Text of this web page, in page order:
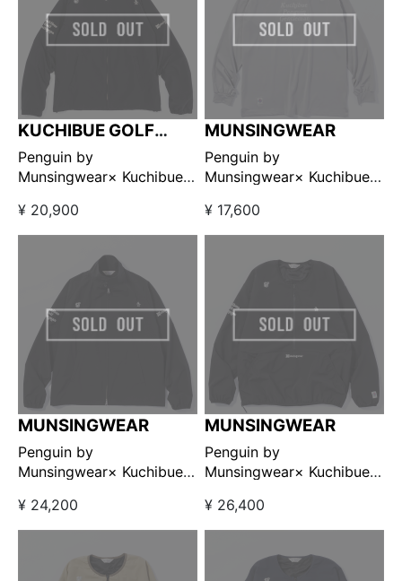
KUCHIBUE GOLF
GENTLEMAN
Penguin by
Munsingwear× Kuchibue
トップブルゾン ブラック
【GO/LOOK!限定販売】
¥ 20,900
MUNSINGWEAR
Penguin by
Munsingwear× Kuchibue
チロングスリーブモックネ
ック グレー【GO/LOOK!限
¥ 17,600
MUNSINGWEAR
Penguin by
Munsingwear× Kuchibue
ートゴルフスウィングトッ
プ ブラック【GO/LOOK!限
¥ 24,200
MUNSINGWEAR
Penguin by
Munsingwear× Kuchibue
リティウォームプルオーバ
ージャケット ブラック
【GO/LOOK!限定発売】
¥ 26,400